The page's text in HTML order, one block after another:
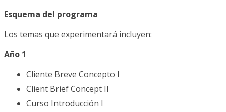
Esquema del programa
Los temas que experimentará incluyen:
Año 1
Cliente Breve Concepto I
Client Brief Concept II
Curso Introducción I